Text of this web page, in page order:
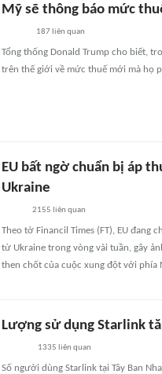
Mỹ sẽ thông báo mức
187liên quan
Tổng thống Donald Trump cho biết,
trên thế giới về mức thuế mới mà họ
EU bất ngờ chuẩn bị áp
Ukraine
2155 liên quan
Theo tờ Financil Times (FT), EU
từ Ukraine trong vòng vài tuần, gây
then chốt của cuộc xung đột với phía
Lượng sử dụng Starlink
1335 liên quan
Số người dùng Starlink tại Tây Ban